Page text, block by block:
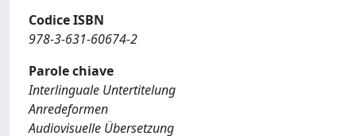
Codice ISBN
978-3-631-60674-2
Parole chiave
Interlinguale Untertitelung
Anredeformen
Audiovisuelle Übersetzung